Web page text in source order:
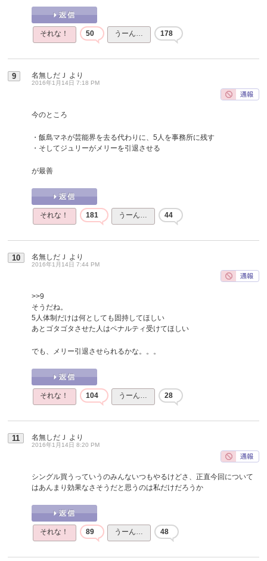
それな！ 50 うーん… 178
9 名無しだＪ より
2016年1月14日 7:18 PM
今のところ
・飯島マネが芸能界を去る代わりに、5人を事務所に残す
・そしてジュリーがメリーを引退させる
が最善
それな！ 181 うーん… 44
10 名無しだＪ より
2016年1月14日 7:44 PM
>>9
そうだね。
5人体制だけは何としても固持してほしい
あとゴタゴタさせた人はペナルティ受けてほしい
でも、メリー引退させられるかな。。。
それな！ 104 うーん… 28
11 名無しだＪ より
2016年1月14日 8:20 PM
シングル買うっていうのみんないつもやるけどさ、正直今回について
はあんまり効果なさそうだと思うのは私だけだろうか
それな！ 89 うーん… 48